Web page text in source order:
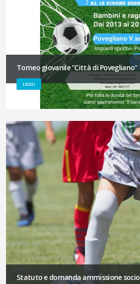
Torneo giovanile "Città di Povegliano"
LEGGI
Statuto e domanda ammissione socio